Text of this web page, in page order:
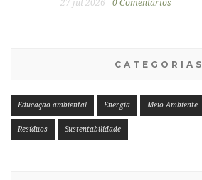
27 jul 2026 0 Comentários
CATEGORIAS
Educação ambiental Energia Meio Ambiente
Resíduos Sustentabilidade